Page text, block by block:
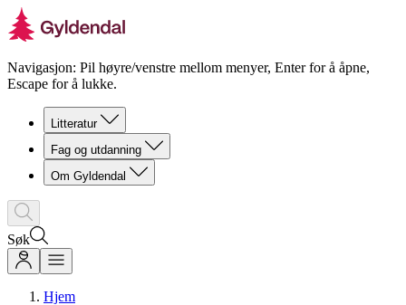
Navigasjon: Pil høyre/venstre mellom menyer, Enter for å åpne,
Escape for å lukke.
Litteratur
Fag og utdanning
Om Gyldendal
Søk
Hjem